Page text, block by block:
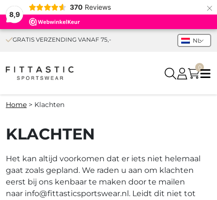
8,9
370 Reviews ×
GRATIS VERZENDING VANAF 75,- NL
0
Home > Klachten
KLACHTEN
Het kan altijd voorkomen dat er iets niet helemaal
gaat zoals gepland. We raden u aan om klachten
eerst bij ons kenbaar te maken door te mailen
naar info@fittasticsportswear.nl . Leidt dit niet tot